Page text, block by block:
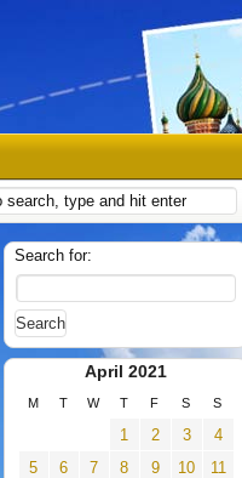
Search for:
April 2021
M T W T F S S
1 2 3
4
5
6 7 8 9 10
11